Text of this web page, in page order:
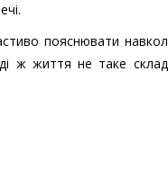
пояснювати
ж життя не таке